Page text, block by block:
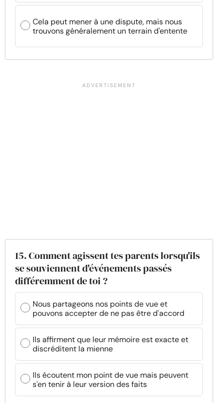
Cela peut mener à une dispute, mais nous
trouvons généralement un terrain d'entente
15. Comment agissent tes parents lorsqu'ils
se souviennent d'événements passés
différemment de toi ?
Nous partageons nos points de vue et
pouvons accepter de ne pas être d'accord
Ils affirment que leur mémoire est exacte et
discréditent la mienne
Ils écoutent mon point de vue mais peuvent
s'en tenir à leur version des faits